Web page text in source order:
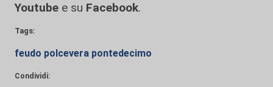
Youtube e su Facebook.
Tags:
feudo polcevera pontedecimo
Condividi: